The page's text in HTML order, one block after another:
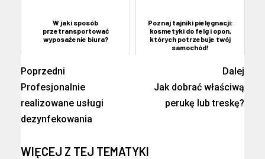
W jaki sposób
przetransportować
wyposażenie biura?
Poznaj tajniki pielęgnacji:
kosmetyki do felg i opon,
których potrzebuje twój
samochód!
Poprzedni
Profesjonalnie
realizowane usługi
dezynfekowania
Dalej
Jak dobrać właściwą
perukę lub treskę?
WIĘCEJ Z TEJ TEMATYKI